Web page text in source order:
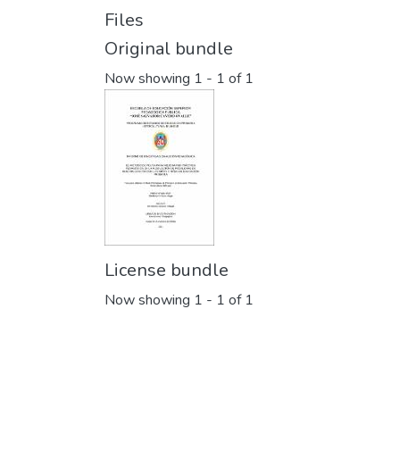
Files
Original bundle
Now showing 1 - 1 of 1
License bundle
Now showing 1 - 1 of 1